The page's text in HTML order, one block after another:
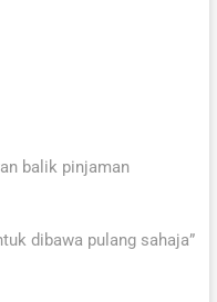
balik pinjaman
dibawa pulang sahaja”